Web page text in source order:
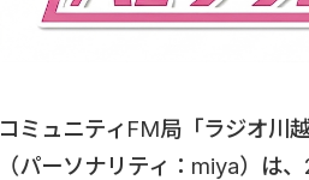
コミュニティFM局「ラジオ川
（パーソナリティ：miya）は